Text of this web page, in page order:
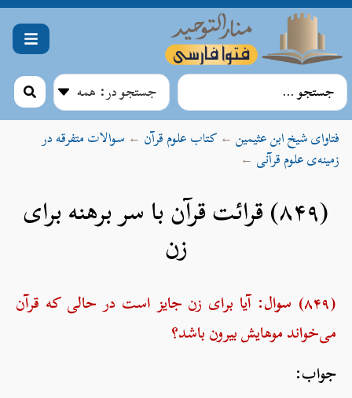
فتاوای شیخ ابن عثیمین ←کتاب علوم قرآن ← سوالات متفرقه در
زمینه‌ی علوم قرآنی ←
(۸۴۹) قرائت قرآن با سر برهنه برای
زن
(۸۴۹) سوال:
آیا برای زن جایز است در حالی که قرآن
می‌خواند موهایش بیرون باشد؟
جواب: